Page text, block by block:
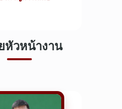
หัวหน้างาน